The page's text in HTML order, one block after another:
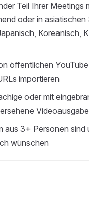
Teil Ihrer Meetings
oder in asiatischen
Koreanisch,
öffentlichen
importieren
oder mit
aus 3+ Personen sind
wünschen